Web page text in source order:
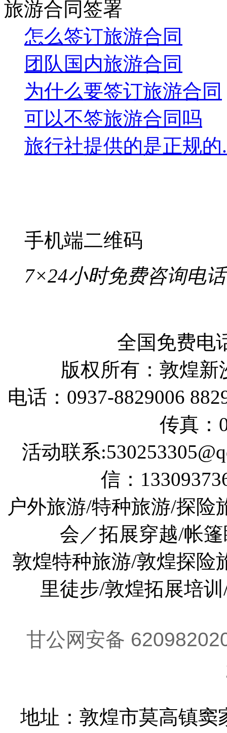
旅游合同签署
怎么签订旅游合同
团队国内旅游合同
为什么要签订旅游合同
可以不签旅游合同吗
旅行社提供的是正规的
手机端二维码
7×24小时免费咨询电话
全国免费电
版权所有：敦煌
电话：0937-8829006
传真：
活动联系
信：
户外旅游/特种旅游/探险
会／拓展穿越/帐
敦煌特种旅游/敦煌探险
里徒步/敦煌拓展培
甘公网安备
地址：敦煌市莫高镇